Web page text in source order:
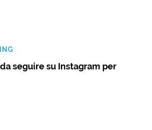
seguire su Instagram per